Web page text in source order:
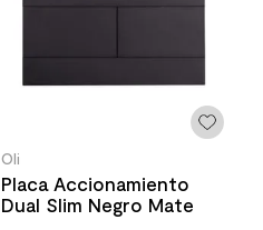
Oli
Placa Accionamiento
Dual Slim Negro Mate